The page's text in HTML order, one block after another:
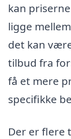
kan
ligge
det kan
tilbud fra
få et mere
specifikke
Der er flere